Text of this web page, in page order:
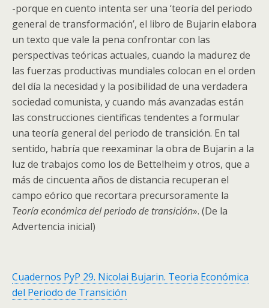
-porque en cuento intenta ser una ‘teoría del periodo
general de transformación’, el libro de Bujarin elabora
un texto que vale la pena confrontar con las
perspectivas teóricas actuales, cuando la madurez de
las fuerzas productivas mundiales colocan en el orden
del día la necesidad y la posibilidad de una verdadera
sociedad comunista, y cuando más avanzadas están
las construcciones científicas tendentes a formular
una teoría general del periodo de transición. En tal
sentido, habría que reexaminar la obra de Bujarin a la
luz de trabajos como los de Bettelheim y otros, que a
más de cincuenta años de distancia recuperan el
campo eórico que recortara precursoramente la
Teoría económica del periodo de transición». (De la
Advertencia inicial)
Cuadernos PyP 29. Nicolai Bujarin. Teoria Económica
del Periodo de Transición